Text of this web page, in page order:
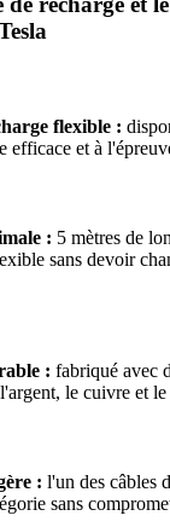
flexible :
efficace et à
: 5 mètres de
sans devoir
: fabriqué avec
le cuivre et
: l'un des câbles
sans